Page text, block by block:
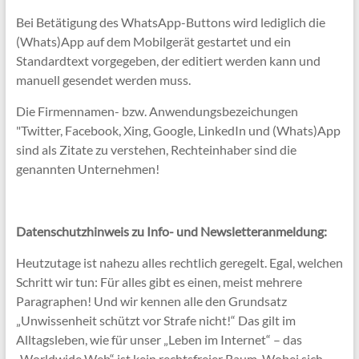
Bei Betätigung des WhatsApp-Buttons wird lediglich die
(Whats)App auf dem Mobilgerät gestartet und ein
Standardtext vorgegeben, der editiert werden kann und
manuell gesendet werden muss.
Die Firmennamen- bzw. Anwendungsbezeichungen
"Twitter, Facebook, Xing, Google, LinkedIn und (Whats)App
sind als Zitate zu verstehen, Rechteinhaber sind die
genannten Unternehmen!
Datenschutzhinweis zu Info- und Newsletteranmeldung:
Heutzutage ist nahezu alles rechtlich geregelt. Egal, welchen
Schritt wir tun: Für alles gibt es einen, meist mehrere
Paragraphen! Und wir kennen alle den Grundsatz
„Unwissenheit schützt vor Strafe nicht!“ Das gilt im
Alltagsleben, wie für unser „Leben im Internet“ – das